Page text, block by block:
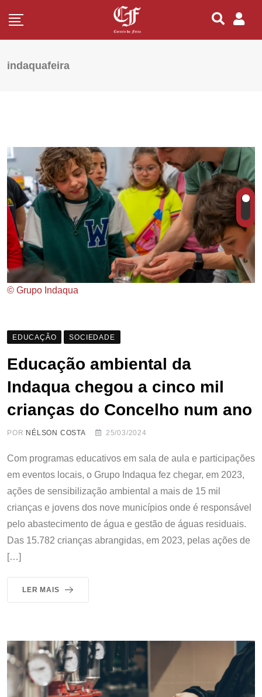
indaquafeira
© Grupo Indaqua
EDUCAÇÃO SOCIEDADE
Educação ambiental da
Indaqua chegou a cinco mil
crianças do Concelho num ano
POR NÉLSON COSTA 25/03/2024
Com programas educativos em sala de aula e participações
em eventos locais, o Grupo Indaqua fez chegar, em 2023,
ações de sensibilização ambiental a mais de 15 mil
crianças e jovens dos nove municípios onde é responsável
pelo abastecimento de água e gestão de águas residuais.
Das 15.782 crianças abrangidas, em 2023, pelas ações de
[…]
LER MAIS